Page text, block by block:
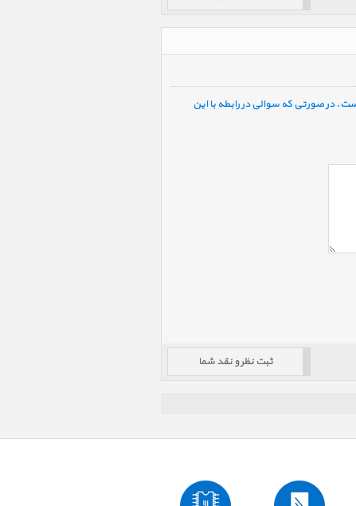
در صورتی که سوالی در رابطه با این